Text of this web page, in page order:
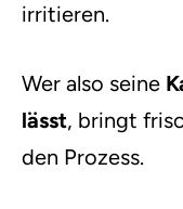
irritieren.
Wer also seine
lässt, bringt
den Prozess.